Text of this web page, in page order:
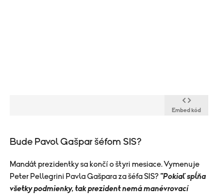
Embed kód
Bude Pavol Gašpar šéfom SIS?
Mandát prezidentky sa končí o štyri mesiace. Vymenuje
Peter Pellegrini Pavla Gašpara za šéfa SIS? "Pokiaľ spĺňa
všetky podmienky, tak prezident nemá manévrovací